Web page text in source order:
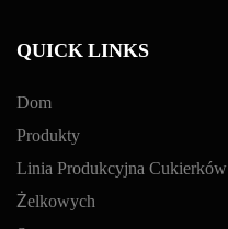
QUICK LINKS
Dom
Produkty
Linia Produkcyjna Cukierków
Żelkowych